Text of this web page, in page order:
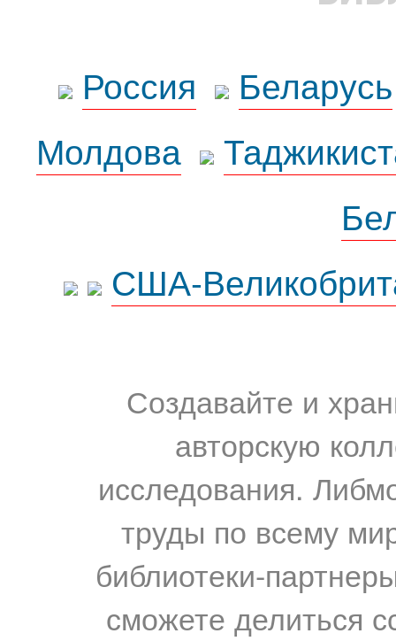
Россия
Беларусь
Молдова
США-
Создавайте и
авторскую
исследования.
труды по всему
библиотеки-
сможете делиться